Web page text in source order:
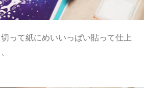
って紙にめいいっぱい貼って仕上